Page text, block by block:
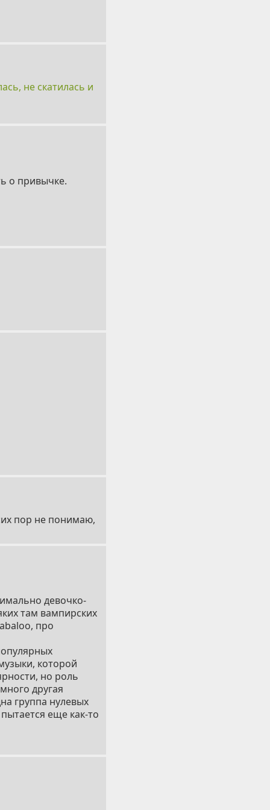
не скатилась и
о привычке.
пор не понимаю,
девочко-
там вампирских
про
которой
но роль
другая
группа нулевых
еще как-то